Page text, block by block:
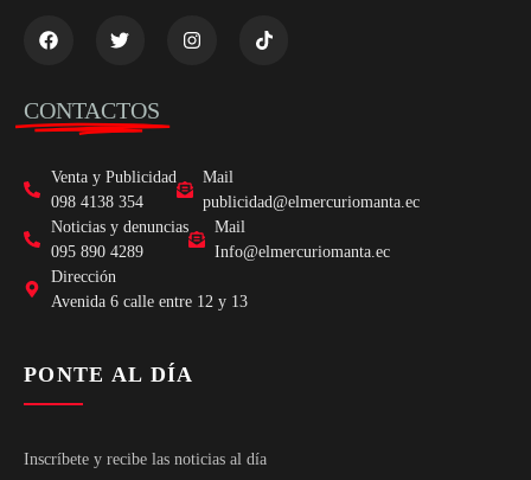
CONTACTOS
Venta y Publicidad
098 4138 354
Mail
publicidad@elmercuriomanta.ec
Noticias y denuncias
095 890 4289
Mail
Info@elmercuriomanta.ec
Dirección
Avenida 6 calle entre 12 y 13
PONTE AL DÍA
Inscríbete y recibe las noticias al día